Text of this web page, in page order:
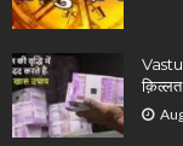
Vastu
क़िल्लत